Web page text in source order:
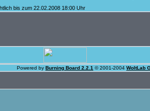
bis zum 22.02.2008 18:00 Uhr
Powered by Burning Board 2.2.1 © 2001-2004 WoltLab